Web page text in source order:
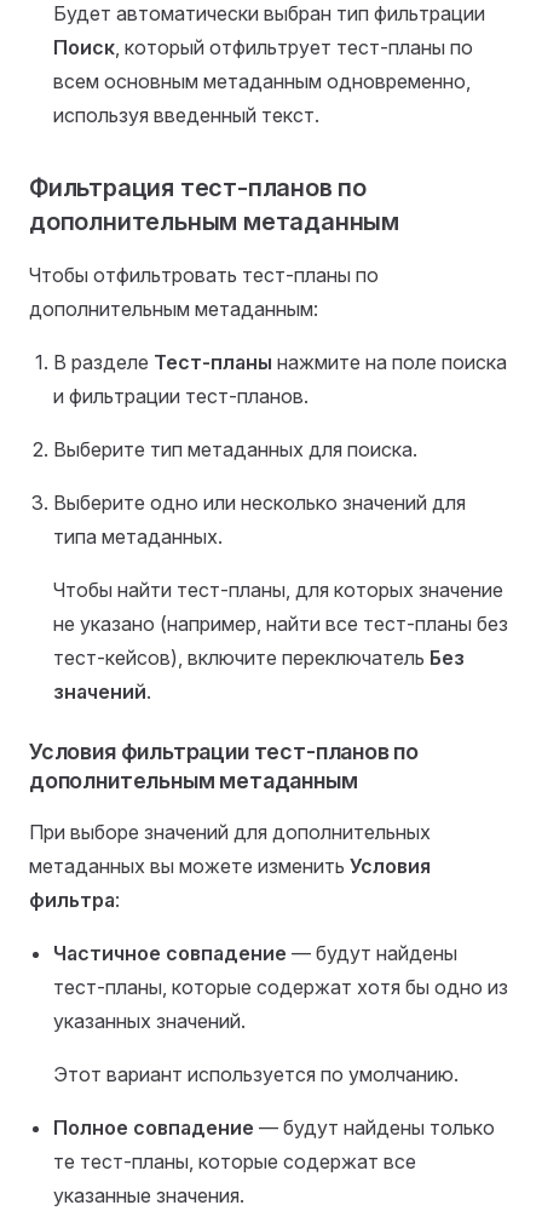
Будет автоматически выбран тип фильтрации
Поиск, который отфильтрует тест-планы по
всем основным метаданным одновременно,
используя введенный текст.
Фильтрация тест-планов по
дополнительным метаданным
Чтобы отфильтровать тест-планы по
дополнительным метаданным:
В разделе Тест-планы нажмите на поле поиска
и фильтрации тест-планов.
Выберите тип метаданных для поиска.
Выберите одно или несколько значений для
типа метаданных.
Чтобы найти тест-планы, для которых значение
не указано (например, найти все тест-планы без
тест-кейсов), включите переключатель Без
значений.
Условия фильтрации тест-планов по
дополнительным метаданным
При выборе значений для дополнительных
метаданных вы можете изменить Условия
фильтра:
Частичное совпадение — будут найдены
тест-планы, которые содержат хотя бы одно из
указанных значений.
Этот вариант используется по умолчанию.
Полное совпадение — будут найдены только
те тест-планы, которые содержат все
указанные значения.